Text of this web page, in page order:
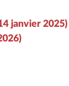
janvier 2025)